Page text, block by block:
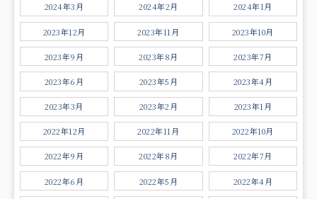
2024年3月 2024年2月 2024年1月
2023年12月 2023年11月 2023年10月
2023年9月 2023年8月 2023年7月
2023年6月 2023年5月 2023年4月
2023年3月 2023年2月 2023年1月
2022年12月 2022年11月 2022年10月
2022年9月 2022年8月 2022年7月
2022年6月 2022年5月 2022年4月